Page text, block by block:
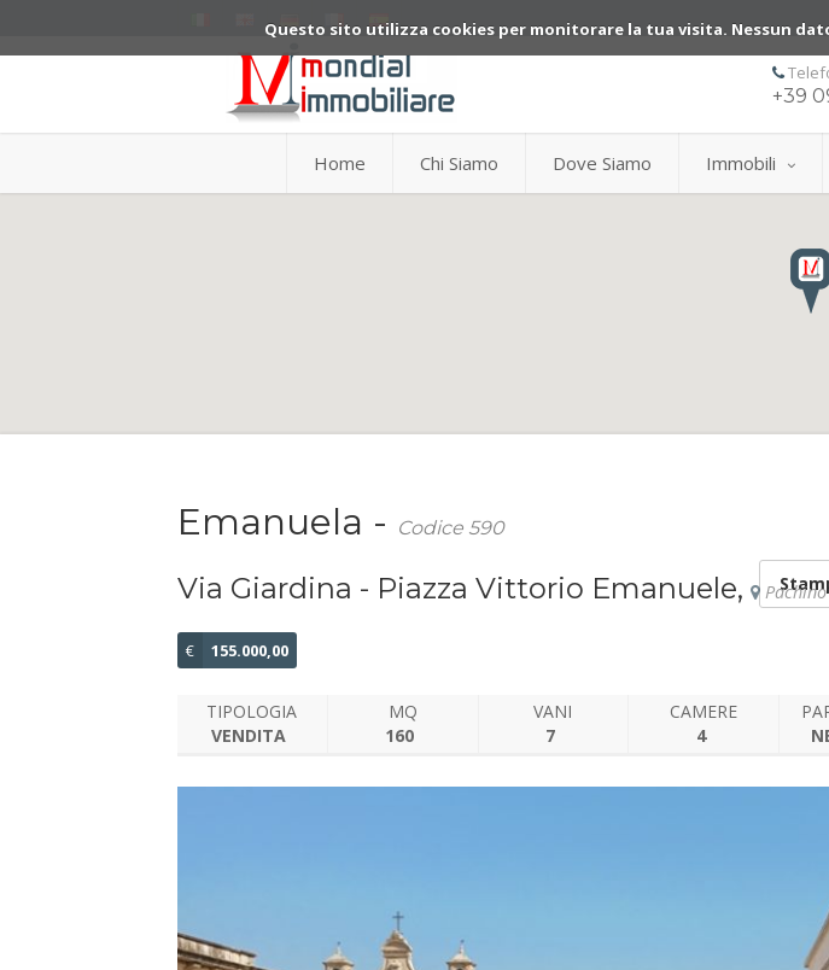
Questo sito utilizza cookies per monitorare la tua visita. Nessun
+39
Home Chi Siamo Dove Siamo Immobili
Emanuela - Codice 590
Via Giardina - Piazza Vittorio Emanuele, Pachino
€ 155.000,00
TIPOLOGIA
VENDITA
MQ
160
VANI
7
CAMERE
4